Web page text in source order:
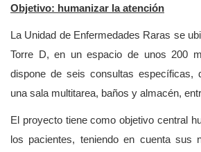
Objetivo: humanizar la atención
La Unidad de Enfermedades Raras se
Torre D, en un espacio de unos 200
dispone de seis consultas específicas,
una sala multitarea, baños y almacén,
El proyecto tiene como objetivo central
los pacientes, teniendo en cuenta sus